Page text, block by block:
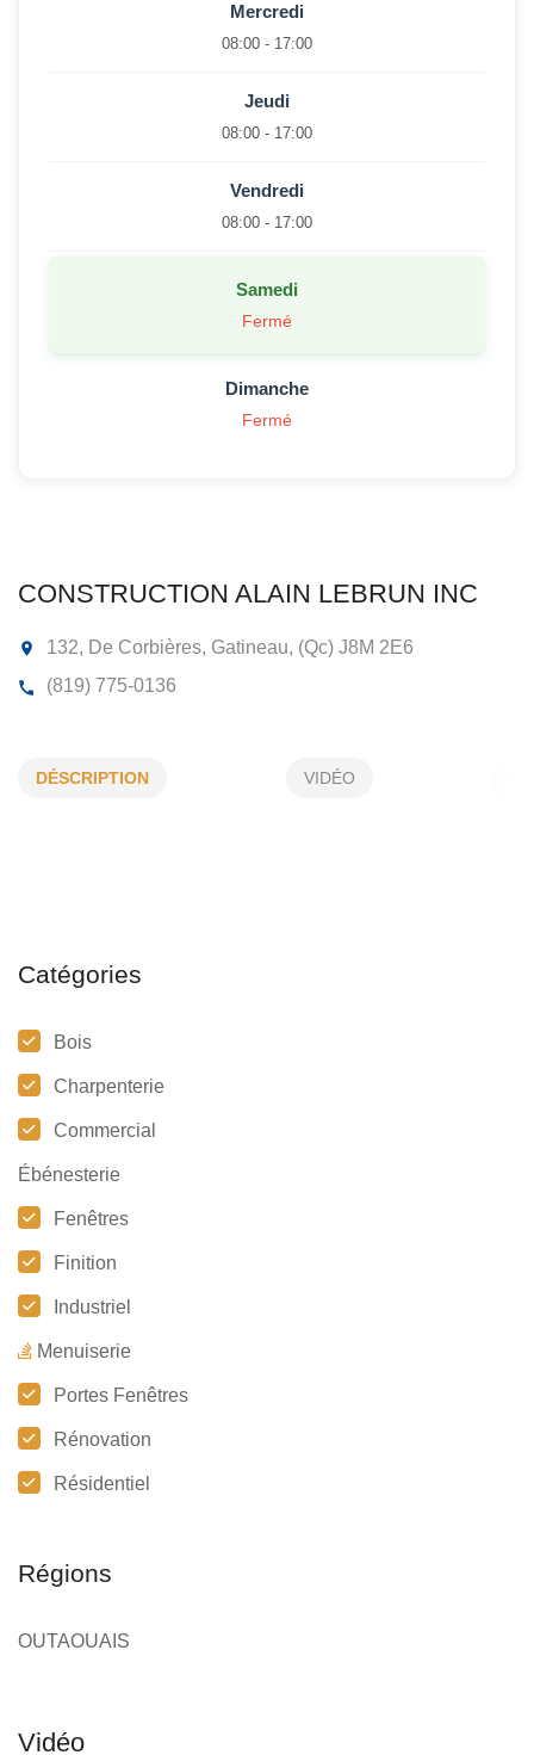
CONSTRUCTION ALAIN LEBRUN INC
DÉSCRIPTION VIDÉO
Catégories
Bois
Charpenterie
Commercial
Ébénesterie
Fenêtres
Finition
Industriel
Menuiserie
Portes Fenêtres
Rénovation
Résidentiel
Régions
OUTAOUAIS
Mercredi
08:00 - 17:00
Jeudi
08:00 - 17:00
Vendredi
08:00 - 17:00
Samedi
Fermé
Dimanche
Fermé